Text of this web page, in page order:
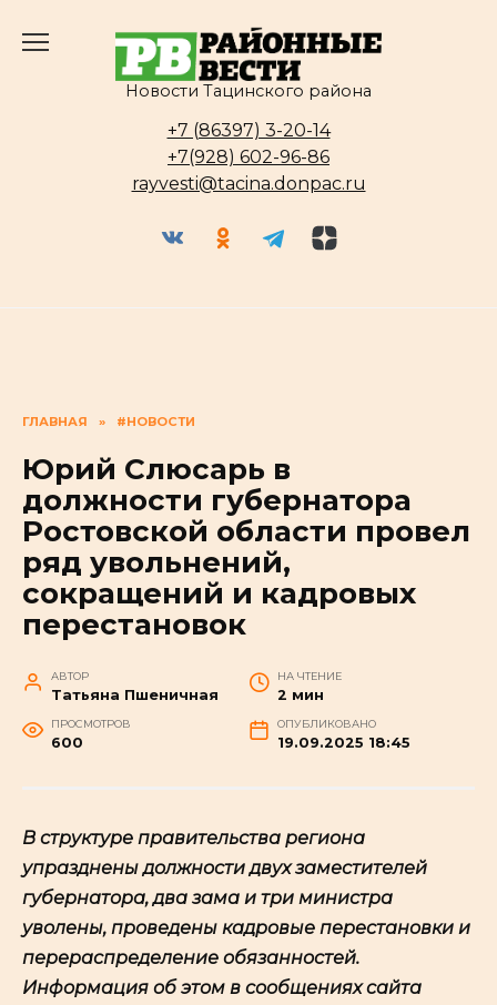
Новости Тацинского района
+7 (86397) 3-20-14
+7(928) 602-96-86
rayvesti@tacina.donpac.ru
ГЛАВНАЯ » #НОВОСТИ
Юрий Слюсарь в
должности губернатора
Ростовской области провел
ряд увольнений,
сокращений и кадровых
перестановок
АВТОР
Татьяна Пшеничная
НА ЧТЕНИЕ
2 мин
ПРОСМОТРОВ
600
ОПУБЛИКОВАНО
19.09.2025 18:45
В структуре правительства региона
упразднены должности двух заместителей
губернатора, два зама и три министра
уволены, проведены кадровые перестановки и
перераспределение обязанностей.
Информация об этом в сообщениях сайта